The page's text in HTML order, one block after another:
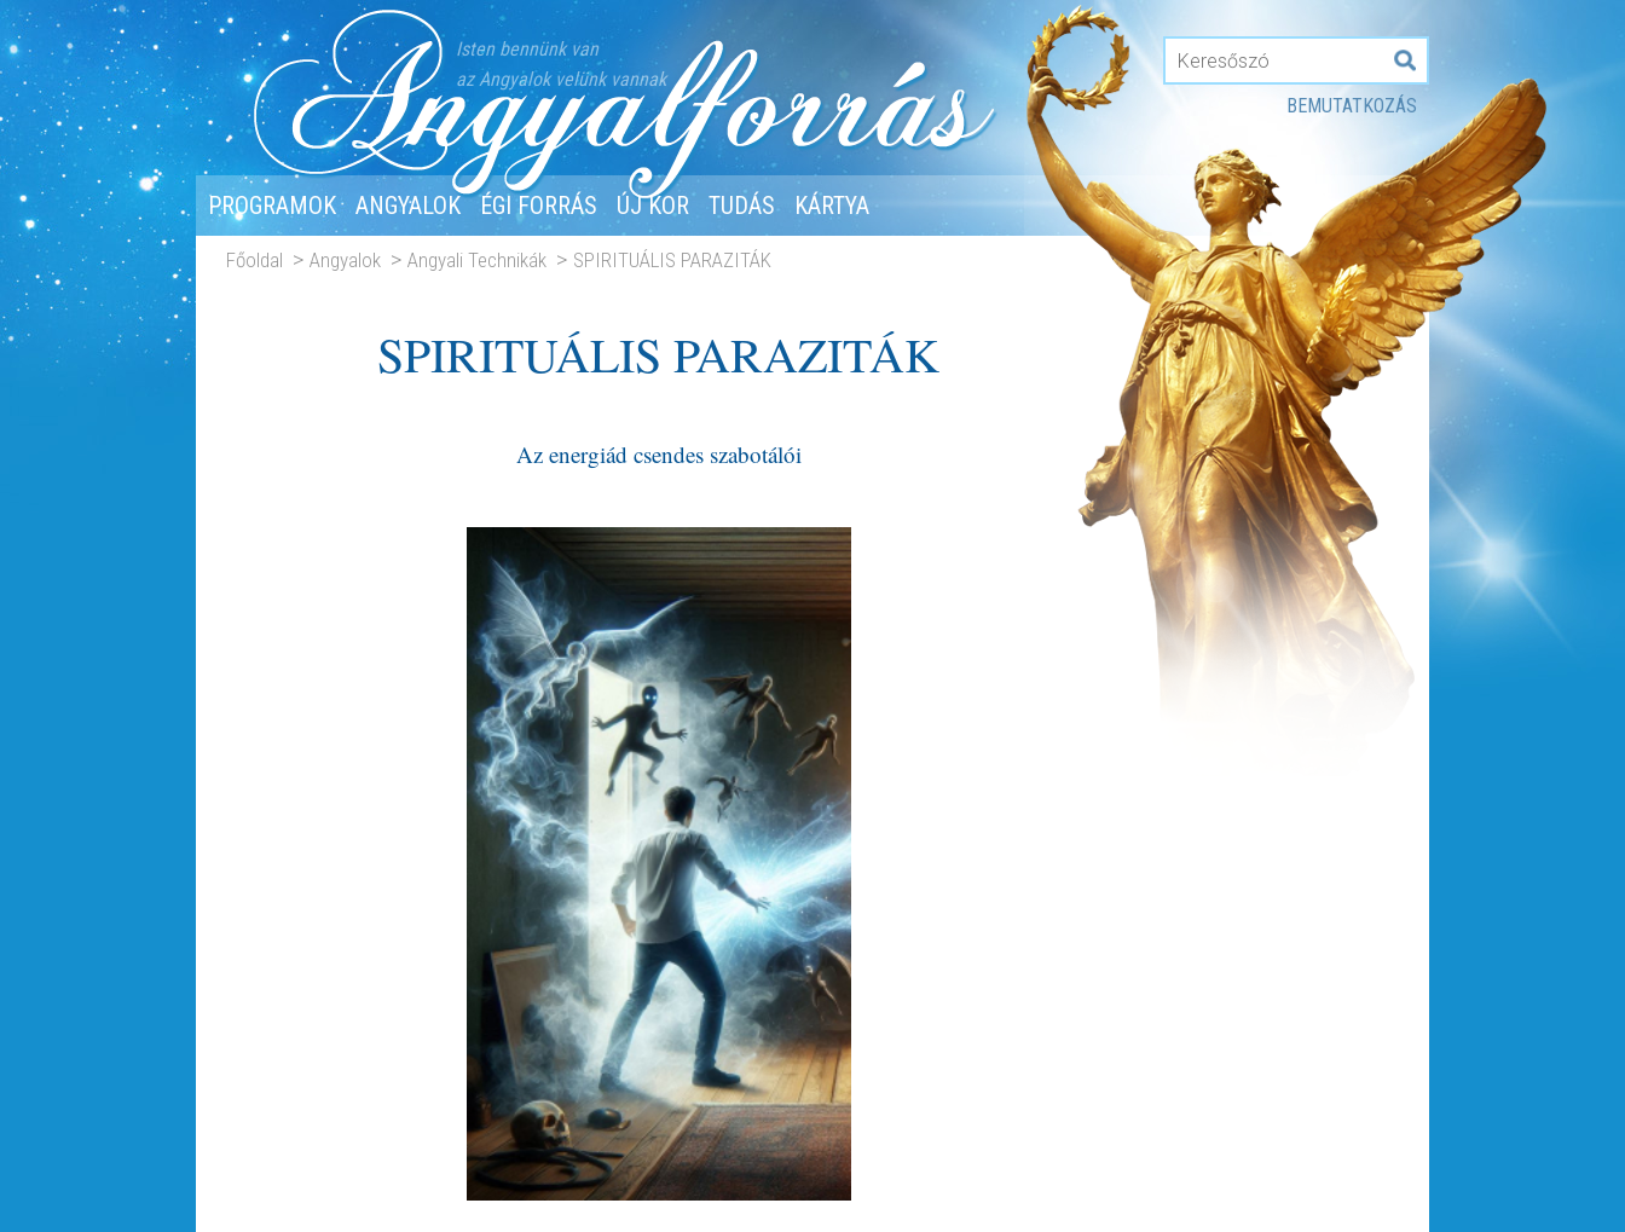
Isten bennünk van
az Angyalok velünk vannak
BEMUTATKOZÁS
PROGRAMOK ANGYALOK ÉGI FORRÁS ÚJ KOR TUDÁS KÁRTYA
Főoldal Angyalok Angyali Technikák SPIRITUÁLIS PARAZITÁK
SPIRITUÁLIS PARAZITÁK
Az energiád csendes szabotálói